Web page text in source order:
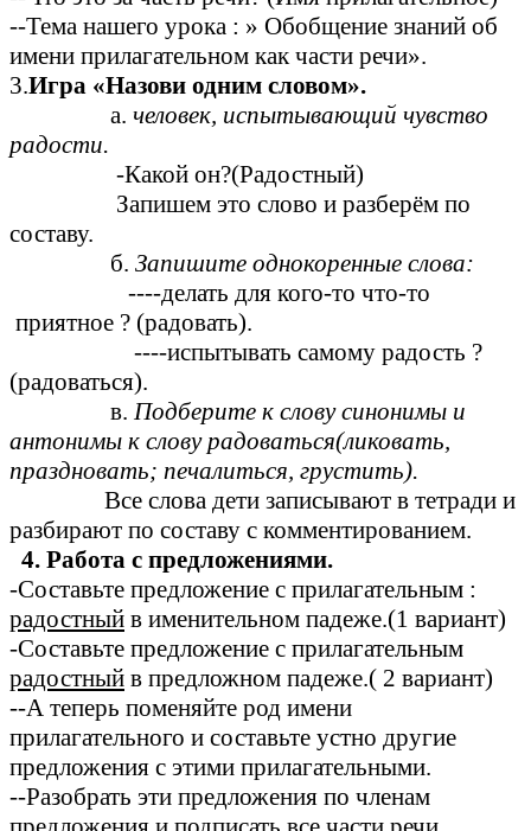
--Тема нашего урока : » Обобщение знаний об
имени прилагательном как части речи».
3.Игра «Назови одним словом».
а. человек, испытывающий чувство
радости.
-Какой он?(Радостный)
Запишем это слово и разберём по
составу.
б. Запишите однокоренные слова:
----делать для кого-то что-то
приятное ? (радовать).
----испытывать самому радость ?
(радоваться).
в. Подберите к слову синонимы и
антонимы к слову радоваться(ликовать,
праздновать; печалиться, грустить).
Все слова дети записывают в тетради и
разбирают по составу с комментированием.
4. Работа с предложениями.
-Составьте предложение с прилагательным :
радостный в именительном падеже.(1 вариант)
-Составьте предложение с прилагательным
радостный в предложном падеже.( 2 вариант)
--А теперь поменяйте род имени
прилагательного и составьте устно другие
предложения с этими прилагательными.
--Разобрать эти предложения по членам